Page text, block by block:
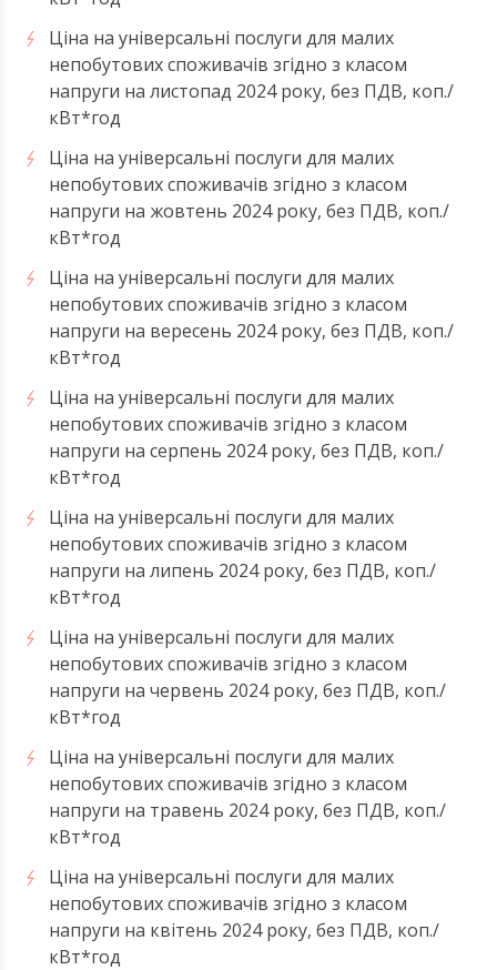
Ціна на універсальні послуги для малих
непобутових споживачів згідно з класом
напруги на листопад 2024 року, без ПДВ, коп./
кВт*год
Ціна на універсальні послуги для малих
непобутових споживачів згідно з класом
напруги на жовтень 2024 року, без ПДВ, коп./
кВт*год
Ціна на універсальні послуги для малих
непобутових споживачів згідно з класом
напруги на вересень 2024 року, без ПДВ, коп./
кВт*год
Ціна на універсальні послуги для малих
непобутових споживачів згідно з класом
напруги на серпень 2024 року, без ПДВ, коп./
кВт*год
Ціна на універсальні послуги для малих
непобутових споживачів згідно з класом
напруги на липень 2024 року, без ПДВ, коп./
кВт*год
Ціна на універсальні послуги для малих
непобутових споживачів згідно з класом
напруги на червень 2024 року, без ПДВ, коп./
кВт*год
Ціна на універсальні послуги для малих
непобутових споживачів згідно з класом
напруги на травень 2024 року, без ПДВ, коп./
кВт*год
Ціна на універсальні послуги для малих
непобутових споживачів згідно з класом
напруги на квітень 2024 року, без ПДВ, коп./
кВт*год